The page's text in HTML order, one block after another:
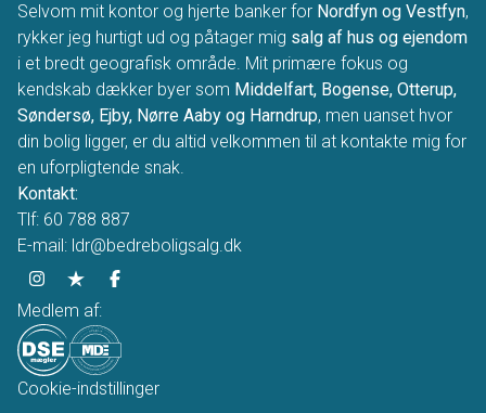
Selvom mit kontor og hjerte banker for Nordfyn og Vestfyn,
rykker jeg hurtigt ud og påtager mig salg af hus og ejendom
i et bredt geografisk område. Mit primære fokus og
kendskab dækker byer som Middelfart, Bogense, Otterup,
Søndersø, Ejby, Nørre Aaby og Harndrup, men uanset hvor
din bolig ligger, er du altid velkommen til at kontakte mig for
en uforpligtende snak.
Kontakt:
Tlf: 60 788 887
E-mail: ldr@bedreboligsalg.dk
Medlem af:
Cookie-indstillinger